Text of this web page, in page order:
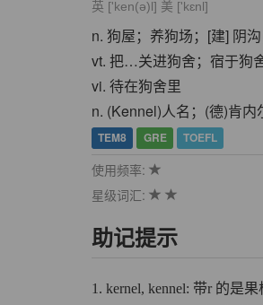
英 ['ken(ə)l] 美 ['kɛnl]
n. 狗屋；养狗场；[建] 阴
vt. 把…关进狗舍；宿于狗
vi. 待在狗舍里
n. (Kennel)人名；(德)肯内
TEM8 GRE TOEFL
使用频率:
星级词汇:
助记提示
1. kernel, kennel: 带r 的是